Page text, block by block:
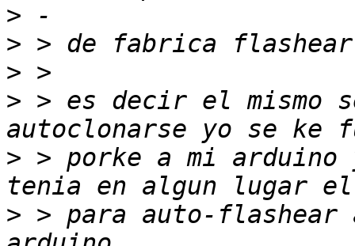
>
>
>
> > es decir el mismo
> > porke a mi
> > para auto-flashear